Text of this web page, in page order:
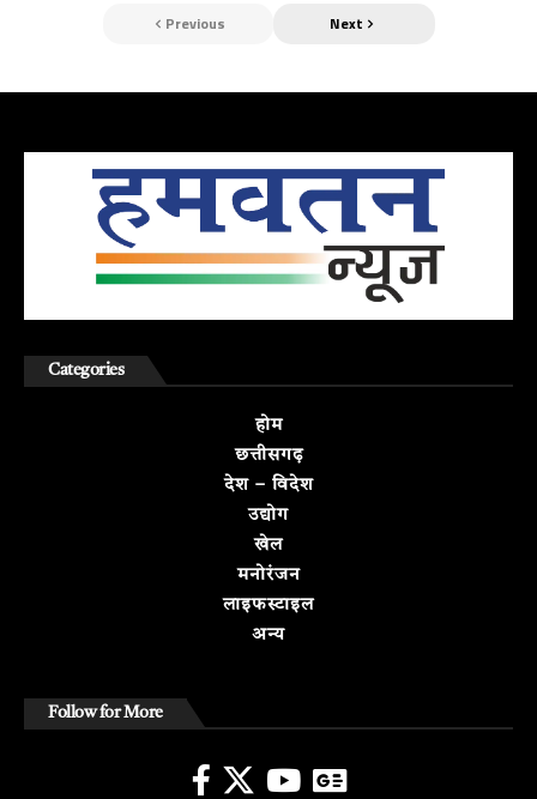
Previous Next
Categories
होम
छत्तीसगढ़
देश – विदेश
उद्योग
खेल
मनोरंजन
लाइफस्टाइल
अन्य
Follow for More